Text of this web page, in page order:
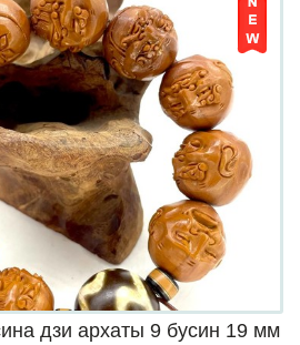
дзи архаты 9 бусин 19 мм